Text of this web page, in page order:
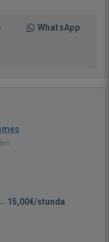
WhatsApp
15,00€/stunda